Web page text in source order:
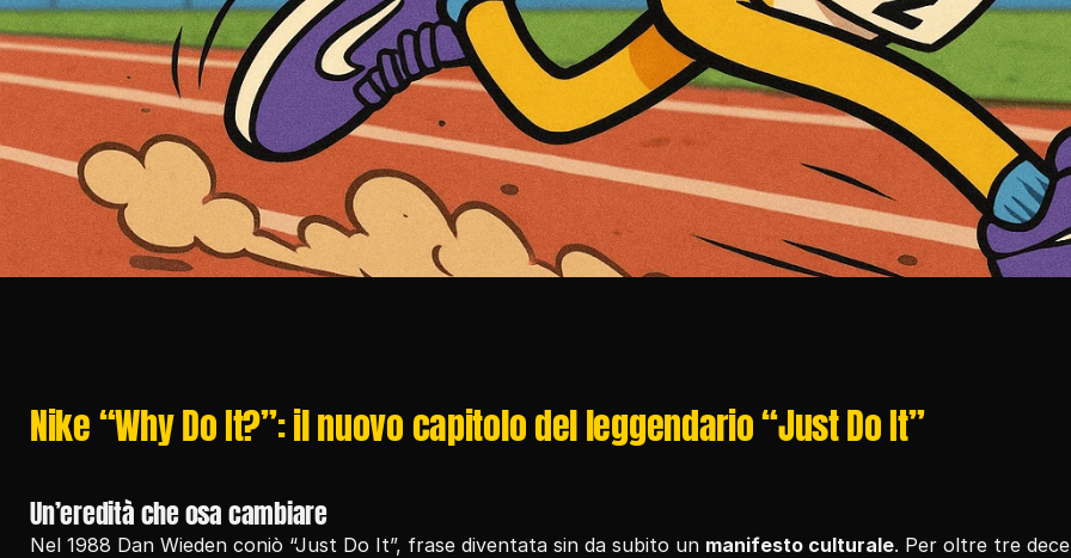
Nike “Why Do It?”: il nuovo capitolo del leggendario “Just Do It”
Un’eredità che osa cambiare
Nel 1988 Dan Wieden coniò “Just Do It”, frase diventata sin da subito un manifesto culturale. Per oltre tre